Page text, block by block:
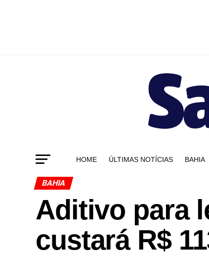
HOME ÚLTIMAS NOTÍCIAS BAHIA
BAHIA
Aditivo para
custará R$